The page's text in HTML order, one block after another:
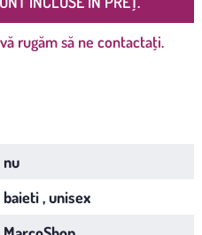
rugăm să ne contactați.
nu
baieti , unisex